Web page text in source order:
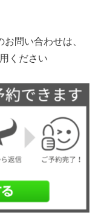
問い合わせは、
ください